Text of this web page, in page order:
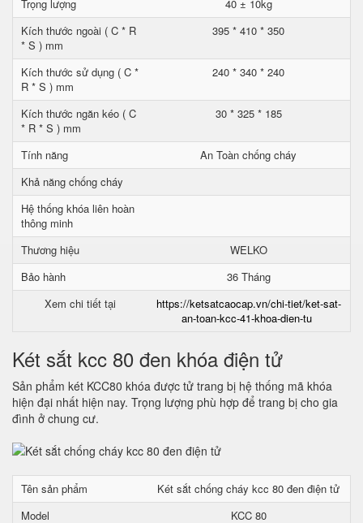
Trọng lượng
40 ± 10kg
Kích thước ngoài ( C * R
* S ) mm
395 * 410 * 350
Kích thước sử dụng ( C *
R * S ) mm
240 * 340 * 240
Kích thước ngăn kéo ( C
* R * S ) mm
30 * 325 * 185
Tính năng
An Toàn chống cháy
Khả năng chống cháy
Hệ thống khóa liên hoàn
thông minh
Thương hiệu
WELKO
Bảo hành
36 Tháng
Xem chi tiết tại
https://ketsatcaocap.vn/chi-tiet/ket-sat-
an-toan-kcc-41-khoa-dien-tu
Két sắt kcc 80 đen khóa điện tử
Sản phẩm két KCC80 khóa được tử trang bị hệ thống mã khóa
hiện đại nhất hiện nay. Trọng lượng phù hợp để trang bị cho gia
đình ở chung cư.
Tên sản phẩm
Két sắt chống cháy kcc 80 đen điện tử
Model
KCC 80